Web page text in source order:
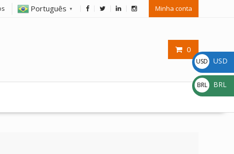
Português ▼ Minha conta
0
USD
$
USD
BRL
R$
BRL